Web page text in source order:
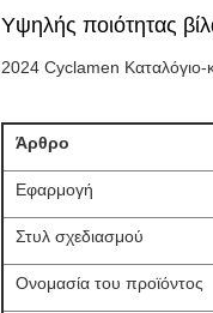
Υψηλής ποιότητας
2024 Cyclamen
Άρθρο
Εφαρμογή
Στυλ σχεδιασμού
Ονομασία του προϊόντος